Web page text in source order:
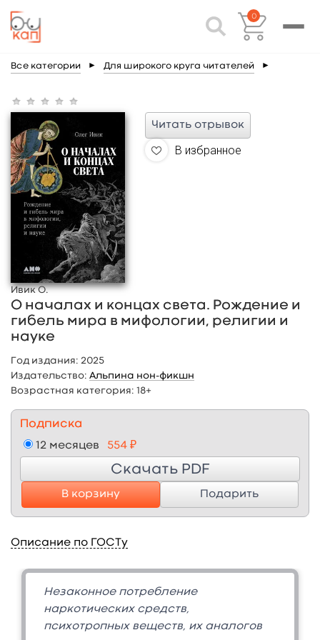
0
Все категории ► Для широкого круга читателей ►
Читать отрывок
В избранное
Ивик О.
О началах и концах света. Рождение и
гибель мира в мифологии, религии и
науке
Год издания: 2025
Издательство: Альпина нон-фикшн
Возрастная категория: 18+
Подписка
12 месяцев 554 ₽
Скачать PDF
В корзину Подарить
Описание по ГОСТу
Незаконное потребление
наркотических средств,
психотропных веществ, их аналогов